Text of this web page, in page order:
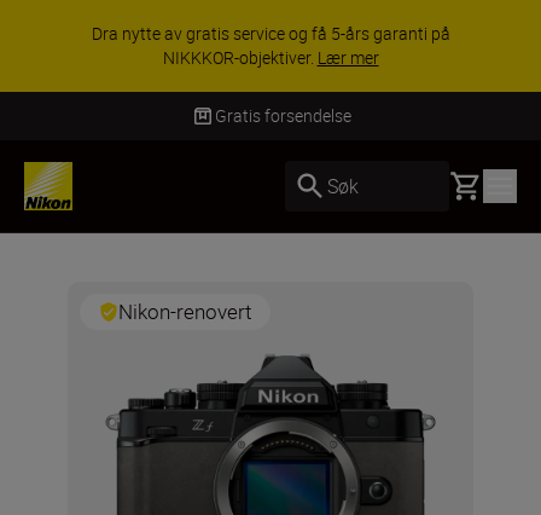
Dra nytte av gratis service og få 5-års garanti på
NIKKKOR-objektiver. Lær mer
Gratis forsendelse
Søk Basket
Nikon-renovert